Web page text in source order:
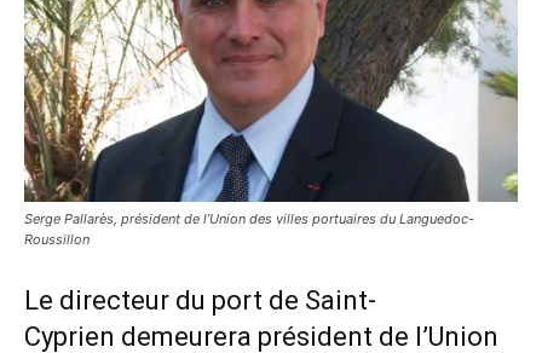
Serge Pallarès, président de l’Union des villes portuaires du Languedoc-
Roussillon
Le directeur du port de Saint-
Cyprien demeurera président de l’Union